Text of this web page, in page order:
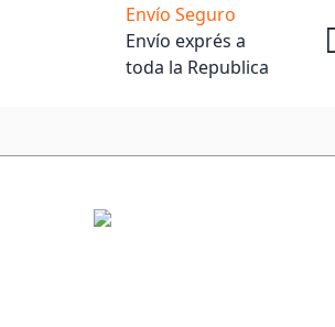
Envío Seguro
Envío exprés a
toda la Republica